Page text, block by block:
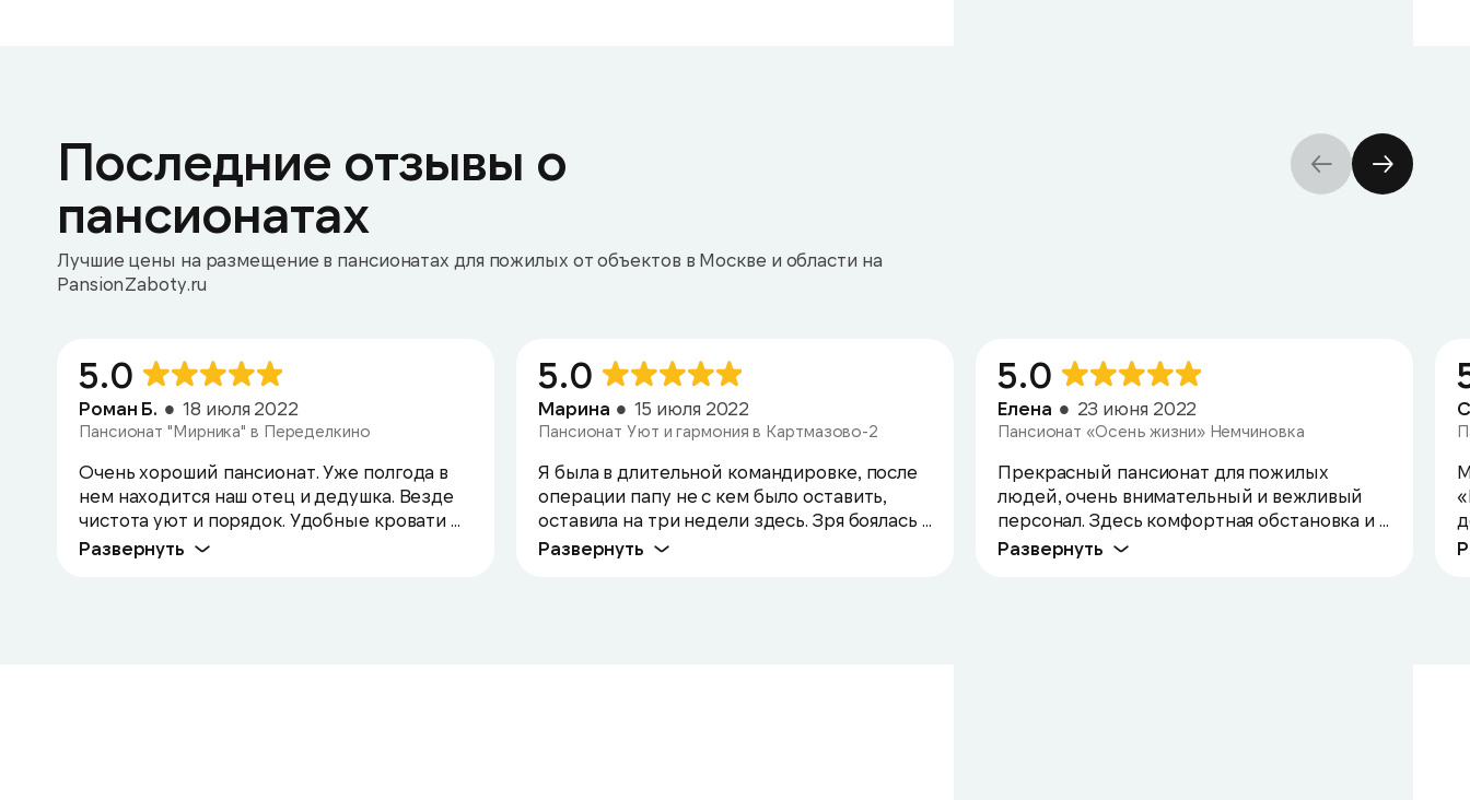
Последние отзывы о
пансионатах
Лучшие цены на размещение в пансионатах для пожилых от объектов в Москве и области на
PansionZaboty.ru
5.0
Роман Б. 18 июля 2022
Пансионат "Мирника" в Переделкино
Очень хороший пансионат. Уже полгода в
нем находится наш отец и дедушка. Везде
чистота уют и порядок. Удобные кровати ...
Развернуть
5.0
Марина 15 июля 2022
Пансионат Уют и гармония в Картмазово-2
Я была в длительной командировке, после
операции папу не с кем было оставить,
оставила на три недели здесь. Зря боялась ...
Развернуть
5.0
Елена 23 июня 2022
Пансионат «Осень жизни» Немчиновка
Прекрасный пансионат для пожилых
людей, очень внимательный и вежливый
персонал. Здесь комфортная обстановка и ...
Развернуть